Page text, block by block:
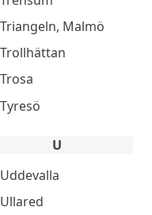
Triangeln, Malmö
Trollhättan
Trosa
Tyresö
U
Uddevalla
Ullared